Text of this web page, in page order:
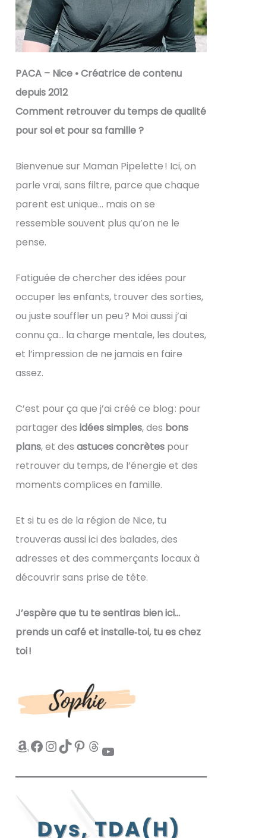
PACA – Nice • Créatrice de contenu
depuis 2012
Comment retrouver du temps de qualité
pour soi et pour sa famille ?
Bienvenue sur Maman Pipelette ! Ici, on
parle vrai, sans filtre, parce que chaque
parent est unique… mais on se
ressemble souvent plus qu’on ne le
pense.
Fatiguée de chercher des idées pour
occuper les enfants, trouver des sorties,
ou juste souffler un peu ? Moi aussi j’ai
connu ça… la charge mentale, les doutes,
et l’impression de ne jamais en faire
assez.
C’est pour ça que j’ai créé ce blog : pour
partager desidées simples, des bons
plans, et desastuces concrètes pour
retrouver du temps, de l’énergie et des
moments complices en famille.
Et si tu es de la région de Nice, tu
trouveras aussi ici des balades, des
adresses et des commerçants locaux à
découvrir sans prise de tête.
J’espère que tu te sentiras bien ici…
prends un café et installe‑toi, tu es chez
toi !
Amazon Facebook InstagramTikTok Pinterest Threads YouTube